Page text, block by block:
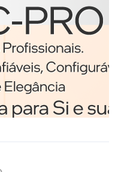
BCS-1J074102-121
para impressão